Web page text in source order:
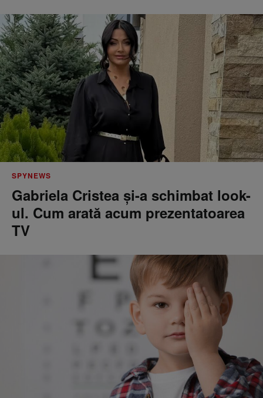
SPYNEWS
Gabriela Cristea și-a schimbat look-
ul. Cum arată acum prezentatoarea
TV